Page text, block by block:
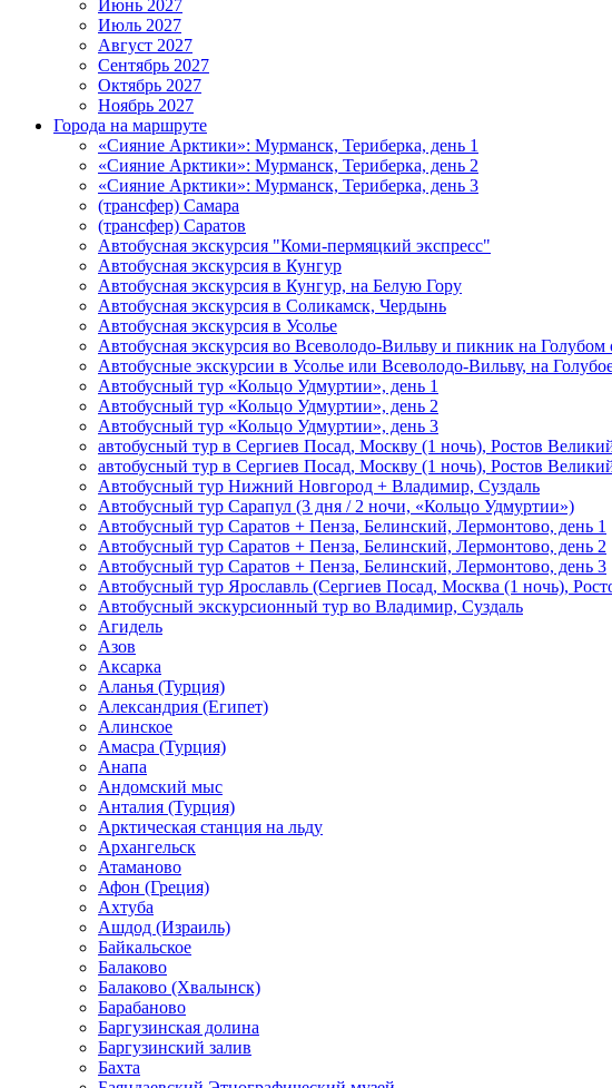
Июнь 2027
Июль 2027
Август 2027
Сентябрь 2027
Октябрь 2027
Ноябрь 2027
Города на маршруте
«Сияние Арктики»: Мурманск, Териберка, день 1
«Сияние Арктики»: Мурманск, Териберка, день 2
«Сияние Арктики»: Мурманск, Териберка, день 3
(трансфер) Самара
(трансфер) Саратов
Автобусная экскурсия "Коми-пермяцкий экспресс"
Автобусная экскурсия в Кунгур
Автобусная экскурсия в Кунгур, на Белую Гору
Автобусная экскурсия в Соликамск, Чердынь
Автобусная экскурсия в Усолье
Автобусная экскурсия во Всеволодо-Вильву и пикник на Голубом
Автобусные экскурсии в Усолье или Всеволодо-Вильву, на
Автобусный тур «Кольцо Удмуртии», день 1
Автобусный тур «Кольцо Удмуртии», день 2
Автобусный тур «Кольцо Удмуртии», день 3
автобусный тур в Сергиев Посад, Москву (1 ночь), Ростов
автобусный тур в Сергиев Посад, Москву (1 ночь), Ростов
Автобусный тур Нижний Новгород + Владимир, Суздаль
Автобусный тур Сарапул (3 дня / 2 ночи, «Кольцо Удмуртии»)
Автобусный тур Саратов + Пенза, Белинский, Лермонтово, день 1
Автобусный тур Саратов + Пенза, Белинский, Лермонтово, день 2
Автобусный тур Саратов + Пенза, Белинский, Лермонтово, день 3
Автобусный тур Ярославль (Сергиев Посад, Москва (1 ночь),
Автобусный экскурсионный тур во Владимир, Суздаль
Агидель
Азов
Аксарка
Аланья (Турция)
Александрия (Египет)
Алинское
Амасра (Турция)
Анапа
Андомский мыс
Анталия (Турция)
Арктическая станция на льду
Архангельск
Атаманово
Афон (Греция)
Ахтуба
Ашдод (Израиль)
Байкальское
Балаково
Балаково (Хвалынск)
Барабаново
Баргузинская долина
Баргузинский залив
Бахта